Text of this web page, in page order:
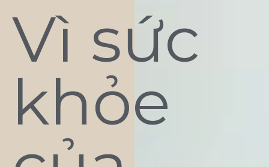
Vì sức
khỏe